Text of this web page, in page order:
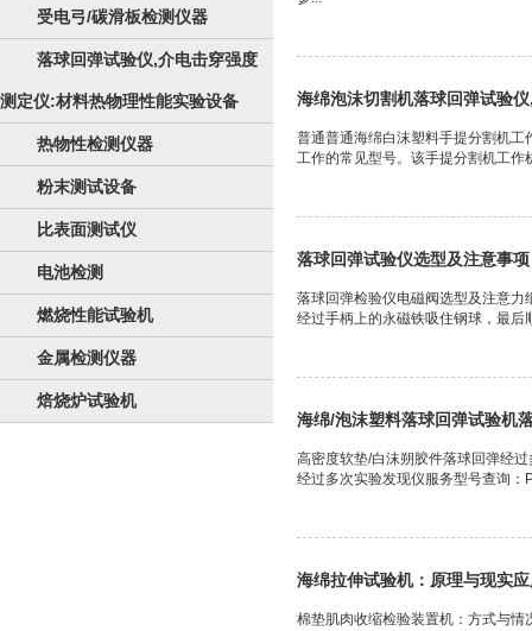
受电弓/碳滑板检测仪器
落球回弹试验仪,介电击穿强度
测定仪:材料热物理性能实验设备
热物性检测仪器
粉末测试设备
比表面测试仪
电池检测
燃烧性能试验机
金属检测仪器
焙烧炉试验机
海绵泡沫切割机落球回弹试验
普通普通海绵白沫塑料手提分割机
工作的常见型号。该手提分割机工
落球回弹试验仪选型及注意事项
落球回弹检验仪电磁阀选型及注意
经过手柄上的永磁铁吸住钢球，最
海绵/泡沫塑料落球回弹试验机
高密度软垫/白沫朔胶件落球回弹经
经过多次实验发现仪服务型号查询：
海绵拉伸试验机：原理与现实
棉垫肌肉收缩检验装置机：方式与